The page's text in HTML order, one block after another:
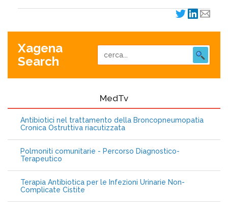
Xagena
Search
MedTv
Antibiotici nel trattamento della Broncopneumopatia
Cronica Ostruttiva riacutizzata
Polmoniti comunitarie - Percorso Diagnostico-
Terapeutico
Terapia Antibiotica per le Infezioni Urinarie Non-
Complicate Cistite